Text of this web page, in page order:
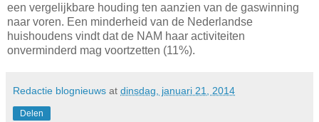
een vergelijkbare houding ten aanzien van de gaswinning
naar voren. Een minderheid van de Nederlandse
huishoudens vindt dat de NAM haar activiteiten
onverminderd mag voortzetten (11%).
Redactie blognieuws at dinsdag, januari 21, 2014
Delen